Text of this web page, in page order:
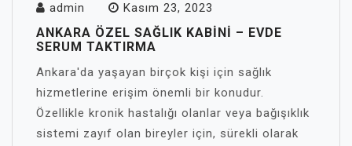
admin Kasım 23, 2023
ANKARA ÖZEL SAĞLIK KABINI – EVDE
SERUM TAKTIRMA
Ankara'da yaşayan birçok kişi için sağlık
hizmetlerine erişim önemli bir konudur.
Özellikle kronik hastalığı olanlar veya bağışıklık
sistemi zayıf olan bireyler için, sürekli olarak